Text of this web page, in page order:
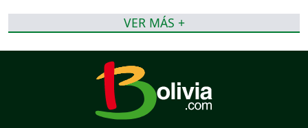
VER MÁS +